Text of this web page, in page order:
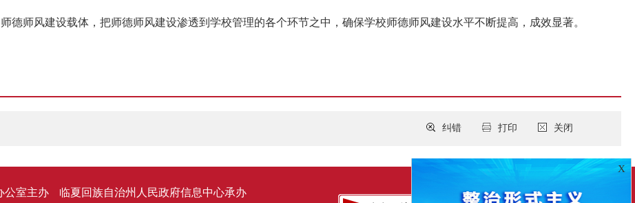
德师风建设载体，把师德师风建设渗透到学校管理的各个环节之中，确保学校师德师风建设水平不断提高，成效显著。
关闭
打印
纠错
公室主办 临夏回族自治州人民政府信息中心承办
X